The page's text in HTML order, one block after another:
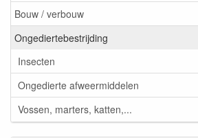
Bouw / verbouw
Ongediertebestrijding
Insecten
Ongedierte afweermiddelen
Vossen, marters, katten,...